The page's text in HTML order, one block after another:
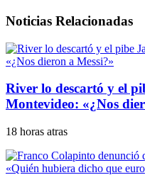
Noticias Relacionadas
River lo descartó y el
Montevideo: «¿Nos
18 horas atras